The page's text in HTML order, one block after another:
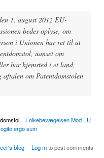
1. august 2012 EU-
bedes oplyse, om
i Unionen har ret til at
uanset om
har hjemsted i et land,
om Patentdomstolen
Folkebevægelsen Mod EU
ergo sum
patent selvom Danmark ikke er med i
blog Log into post comments